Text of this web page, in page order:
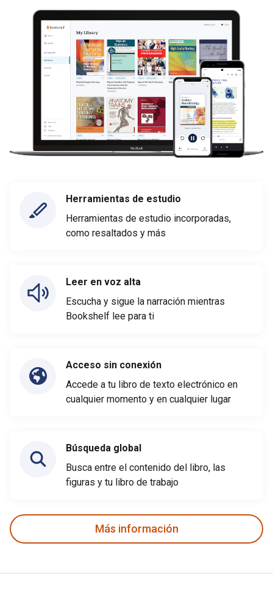
Herramientas de estudio
Herramientas de estudio incorporadas,
como resaltados y más
Leer en voz alta
Escucha y sigue la narración mientras
Bookshelf lee para ti
Acceso sin conexión
Accede a tu libro de texto electrónico en
cualquier momento y en cualquier lugar
Búsqueda global
Busca entre el contenido del libro, las
figuras y tu libro de trabajo
Más información